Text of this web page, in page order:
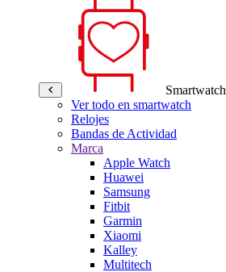
Smartwatch
Ver todo en smartwatch
Relojes
Bandas de Actividad
Marca
Apple Watch
Huawei
Samsung
Fitbit
Garmin
Xiaomi
Kalley
Multitech